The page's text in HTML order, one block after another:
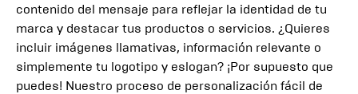
contenido del mensaje para reflejar la identidad de tu
marca y destacar tus productos o servicios. ¿Quieres
incluir imágenes llamativas, información relevante o
simplemente tu logotipo y eslogan? ¡Por supuesto que
puedes! Nuestro proceso de personalización fácil de